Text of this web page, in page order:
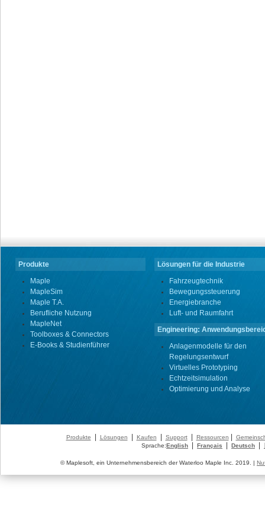
Produkte
Maple
MapleSim
Maple T.A.
Berufliche Nutzung
MapleNet
Toolboxes & Connectors
E-Books & Studienführer
Lösungen für die Industrie
Fahrzeugtechnik
Bewegungssteuerung
Energiebranche
Luft- und Raumfahrt
Engineering:
Anlagenmodelle für den
Regelungsentwurf
Virtuelles Prototyping
Echtzeitsimulation
Optimierung und Analyse
Produkte Lösungen Kaufen Support| Ressourcen
Sprache:English Français Deutsch
© Maplesoft, ein Unternehmensbereich der Waterloo Maple Inc. 2019. |